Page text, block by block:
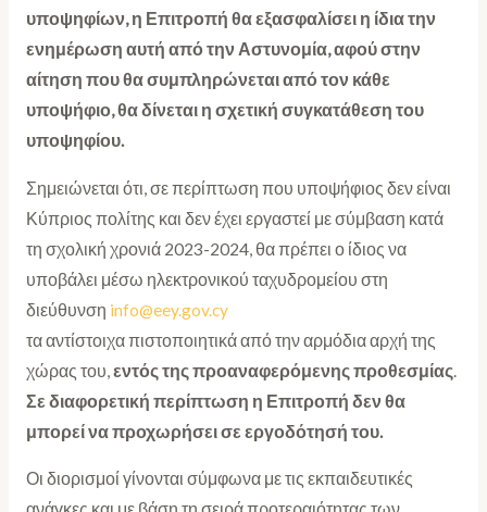
υποψηφίων, η Επιτροπή θα εξασφαλίσει η ίδια την
ενημέρωση αυτή από την Αστυνομία, αφού στην
αίτηση που θα συμπληρώνεται από τον κάθε
υποψήφιο, θα δίνεται η σχετική συγκατάθεση του
υποψηφίου.
Σημειώνεται ότι, σε περίπτωση που υποψήφιος δεν είναι
Κύπριος πολίτης και δεν έχει εργαστεί με σύμβαση κατά
τη σχολική χρονιά 2023-2024, θα πρέπει ο ίδιος να
υποβάλει μέσω ηλεκτρονικού ταχυδρομείου στη
διεύθυνση info@eey.gov.cy
τα αντίστοιχα πιστοποιητικά από την αρμόδια αρχή της
χώρας του,εντός της προαναφερόμενης προθεσμίας.
Σε διαφορετική περίπτωση η Επιτροπή δεν θα
μπορεί να προχωρήσει σε εργοδότησή του.
Οι διορισμοί γίνονται σύμφωνα με τις εκπαιδευτικές